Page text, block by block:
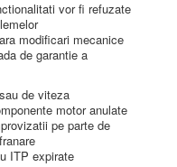
vor fi refuzate
modificari mecanice
de garantie a
de viteza
motor anulate
pe parte de
ITP expirate